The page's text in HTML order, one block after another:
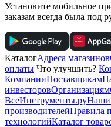
Установите мобильное
заказам всегда была под
КаталогАдреса магазинов
оплаты Что улучшить?
КомпанииПоставщикам
инвесторовОрганизациям
ВсеИнструменты.руНаши
производителейПравила
технологийКаталог